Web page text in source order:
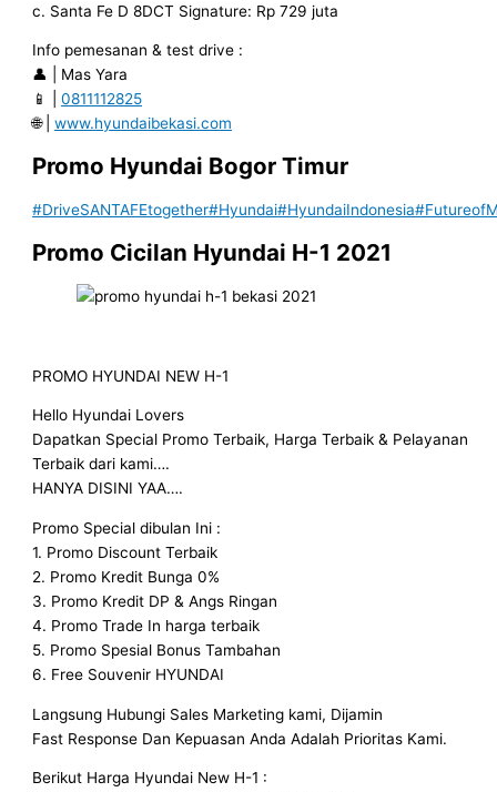
c. Santa Fe D 8DCT Signature: Rp 729 juta
Info pemesanan & test drive :
👤 | Mas Yara
📱 |0811112825
🌐 |www.hyundaibekasi.com
Promo Hyundai Bogor Timur
#DriveSANTAFEtogether#Hyundai#HyundaiIndonesia
Promo Cicilan Hyundai H-1 2021
PROMO HYUNDAI NEW H-1
Hello Hyundai Lovers
Dapatkan Special Promo Terbaik, Harga Terbaik & Pelayanan
Terbaik dari kami….
HANYA DISINI YAA….
Promo Special dibulan Ini :
1. Promo Discount Terbaik
2. Promo Kredit Bunga 0%
3. Promo Kredit DP & Angs Ringan
4. Promo Trade In harga terbaik
5. Promo Spesial Bonus Tambahan
6. Free Souvenir HYUNDAI
Langsung Hubungi Sales Marketing kami, Dijamin
Fast Response Dan Kepuasan Anda Adalah Prioritas Kami.
Berikut Harga Hyundai New H-1 :